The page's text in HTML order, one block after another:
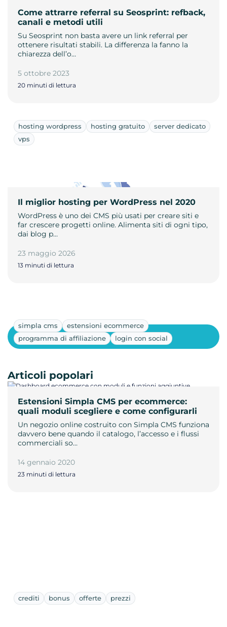
Come attrarre referral su Seosprint: refback,
canali e metodi utili
Su Seosprint non basta avere un link referral per
ottenere risultati stabili. La differenza la fanno la
chiarezza dell’o…
5 ottobre 2023
20 minuti di lettura
hosting wordpress hosting gratuito
server dedicato
vps
Il miglior hosting per WordPress nel 2020
WordPress è uno dei CMS più usati per creare siti e
far crescere progetti online. Alimenta siti di ogni tipo,
dai blog p…
23 maggio 2026
13 minuti di lettura
simpla cms
estensioni ecommerce
programma di affiliazione
login con social
Estensioni Simpla CMS per ecommerce:
quali moduli scegliere e come configurarli
Un negozio online costruito con Simpla CMS funziona
davvero bene quando il catalogo, l’accesso e i flussi
commerciali so…
14 gennaio 2020
23 minuti di lettura
Mostra altri
Articoli popolari
crediti bonus offerte prezzi